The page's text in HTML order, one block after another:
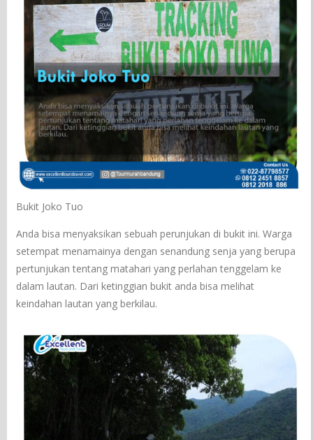
Bukit Joko Tuo
Anda bisa menyaksikan sebuah perunjukan di bukit ini. Warga
setempat menamainya dengan senandung senja yang berupa
pertunjukan tentang matahari yang perlahan tenggelam ke
dalam lautan. Dari ketinggian bukit anda bisa melihat
keindahan lautan yang berkilau.